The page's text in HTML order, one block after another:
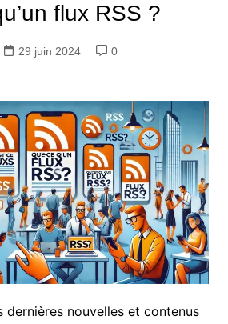
flux RSS ?
29 juin 2024
0
dernières nouvelles et contenus